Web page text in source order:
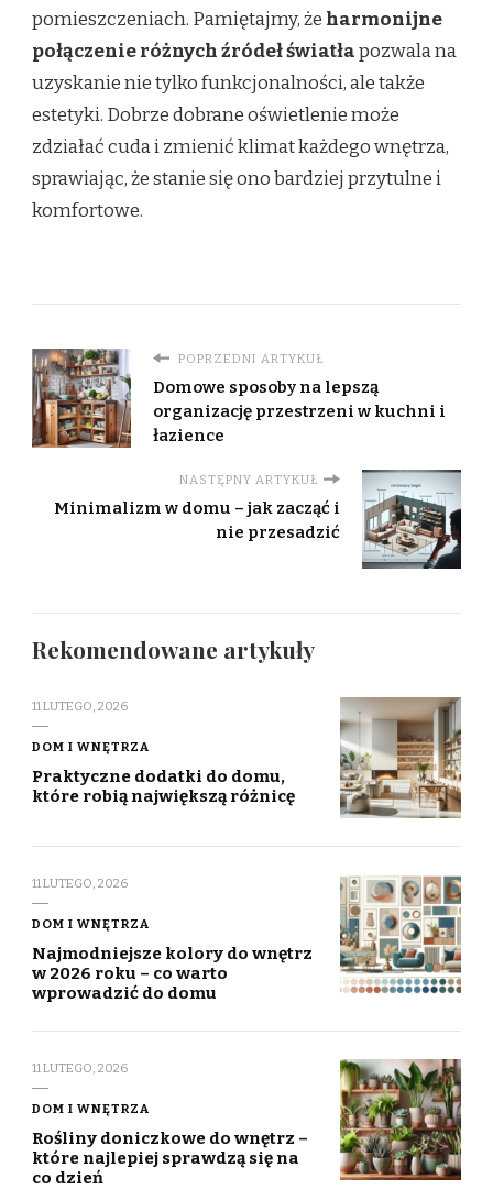
pomieszczeniach. Pamiętajmy, że harmonijne
połączenie różnych źródeł światłapozwala na
uzyskanie nie tylko funkcjonalności, ale także
estetyki. Dobrze dobrane oświetlenie może
zdziałać cuda i zmienić klimat każdego wnętrza,
sprawiając, że stanie się ono bardziej przytulne i
komfortowe.
POPRZEDNI ARTYKUŁ
Domowe sposoby na lepszą
organizację przestrzeni w kuchni i
łazience
NASTĘPNY ARTYKUŁ
Minimalizm w domu – jak zacząć i
nie przesadzić
Rekomendowane artykuły
11 LUTEGO, 2026
DOM I WNĘTRZA
Praktyczne dodatki do domu,
które robią największą różnicę
11 LUTEGO, 2026
DOM I WNĘTRZA
Najmodniejsze kolory do wnętrz
w 2026 roku – co warto
wprowadzić do domu
11 LUTEGO, 2026
DOM I WNĘTRZA
Rośliny doniczkowe do wnętrz –
które najlepiej sprawdzą się na
co dzień